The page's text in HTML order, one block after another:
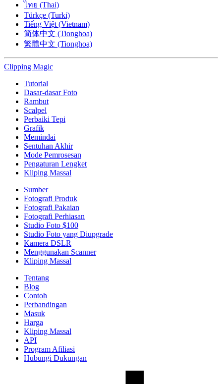
ไทย (Thai)
Türkçe (Turki)
Tiếng Việt (Vietnam)
简体中文 (Tionghoa)
繁體中文 (Tionghoa)
Clipping Magic
Tutorial
Dasar-dasar Foto
Rambut
Scalpel
Perbaiki Tepi
Grafik
Memindai
Sentuhan Akhir
Mode Pemrosesan
Pengaturan Lengket
Kliping Massal
Sumber
Fotografi Produk
Fotografi Pakaian
Fotografi Perhiasan
Studio Foto $100
Studio Foto yang Diupgrade
Kamera DSLR
Menggunakan Scanner
Kliping Massal
Tentang
Blog
Contoh
Perbandingan
Masuk
Harga
Kliping Massal
API
Program Afiliasi
Hubungi Dukungan